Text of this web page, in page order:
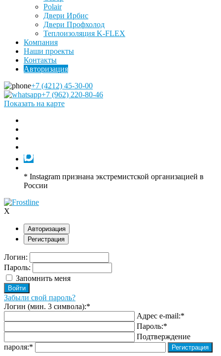
Polair
Двери Ирбис
Двери Профхолод
Теплоизоляция K-FLEX
Компания
Наши проекты
Контакты
Авторизация
+7 (4212) 45-30-00
+7 (962) 220-80-46
Показать на карте
* Instagram признана экстремистской организацией в
России
X
Авторизация
Регистрация
Логин:
Пароль:
Запомнить меня
Забыли свой пароль?
Логин (мин. 3 символа):*
Адрес e-mail:*
Пароль:*
Подтверждение
пароля:*